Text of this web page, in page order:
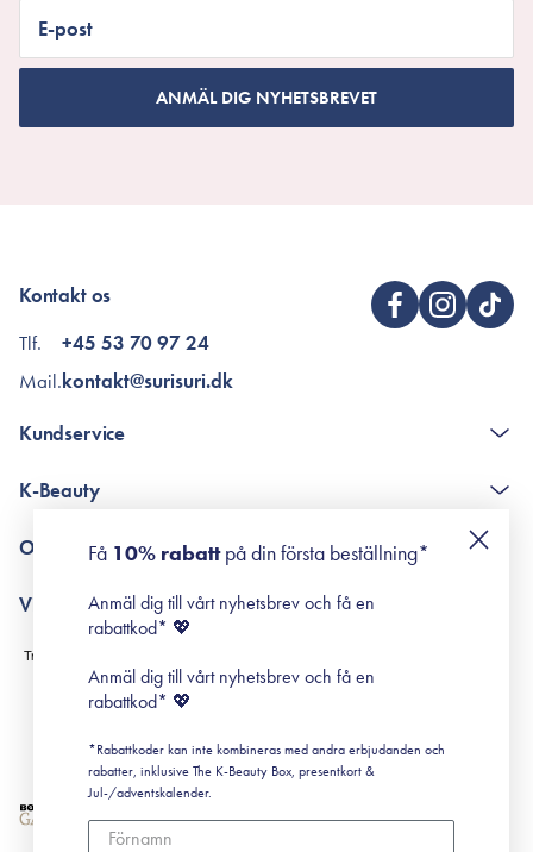
E-post
ANMÄL DIG NYHETSBREVET
Kontakt os
Tlf.
Mail.
+45 53 70 97 24
kontakt@surisuri.dk
Kundservice
Poängshop - frågor och svar
K-Beauty
Retinol för nybörjare
Om Surisuri
Black Friday
Villkor
Leverans & Retur
Köpvillkor
Prenumerationsvillkor
Cookiepolicy
Få 10% rabattpå din första beställning*
Anmäl dig till vårt nyhetsbrev och få en
rabattkod* 💖
Anmäl dig till vårt nyhetsbrev och få en
rabattkod* 💖
*Rabattkoder kan inte kombineras med andra erbjudanden och
rabatter, inklusive The K-Beauty Box, presentkort &
Jul-/adventskalender.